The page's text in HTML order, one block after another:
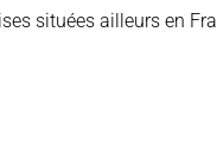
situées ailleurs en